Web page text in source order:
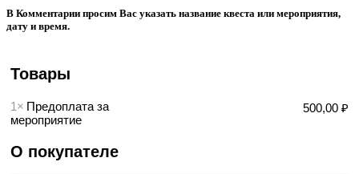
В Комментарии просим Вас указать название квеста или мероприятия,
дату и время.
Товары
1× Предоплата за
мероприятие
500,00 ₽
О покупателе